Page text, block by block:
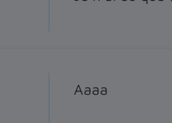
Aaaa